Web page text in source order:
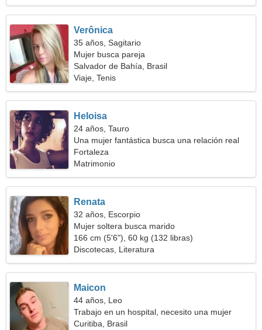
Verônica
35 años, Sagitario
Mujer busca pareja
Salvador de Bahía, Brasil
Viaje, Tenis
Heloisa
24 años, Tauro
Una mujer fantástica busca una relación real
Fortaleza
Matrimonio
Renata
32 años, Escorpio
Mujer soltera busca marido
166 cm (5'6"), 60 kg (132 libras)
Discotecas, Literatura
Maicon
44 años, Leo
Trabajo en un hospital, necesito una mujer
alegre
Curitiba, Brasil